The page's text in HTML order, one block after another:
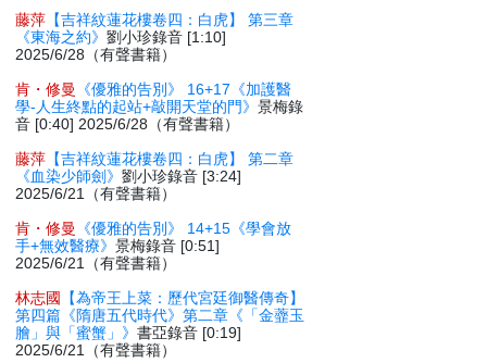
藤萍 【吉祥紋蓮花樓卷四：白虎】 第三章
《東海之約》劉小珍錄音 [1:10]
2025/6/28（有聲書籍）
肯・修曼
《優雅的告別》 16+17《加護醫
學-人生終點的起站+敲開天堂的門》景梅錄
音 [0:40] 2025/6/28（有聲書籍）
藤萍 【吉祥紋蓮花樓卷四：白虎】 第二章
《血染少師劍》劉小珍錄音 [3:24]
2025/6/21（有聲書籍）
肯・修曼
《優雅的告別》 14+15《學會放
手+無效醫療》景梅錄音 [0:51]
2025/6/21（有聲書籍）
林志國
【為帝王上菜：歷代宮廷御醫傳奇】
第四篇《隋唐五代時代》第二章《「金虀玉
膾」與「蜜蟹」》書亞錄音 [0:19]
2025/6/21（有聲書籍）